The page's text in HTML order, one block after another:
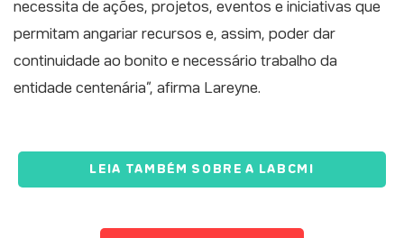
necessita de ações, projetos, eventos e iniciativas que
permitam angariar recursos e, assim, poder dar
continuidade ao bonito e necessário trabalho da
entidade centenária”, afirma Lareyne.
LEIA TAMBÉM SOBRE A LABCMI